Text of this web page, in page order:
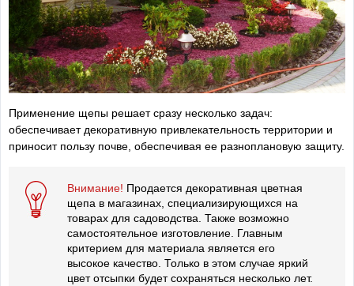
Применение щепы решает сразу несколько задач:
обеспечивает декоративную привлекательность территории и
приносит пользу почве, обеспечивая ее разноплановую защиту.
Внимание! Продается декоративная цветная
щепа в магазинах, специализирующихся на
товарах для садоводства. Также возможно
самостоятельное изготовление. Главным
критерием для материала является его
высокое качество. Только в этом случае яркий
цвет отсыпки будет сохраняться несколько лет.